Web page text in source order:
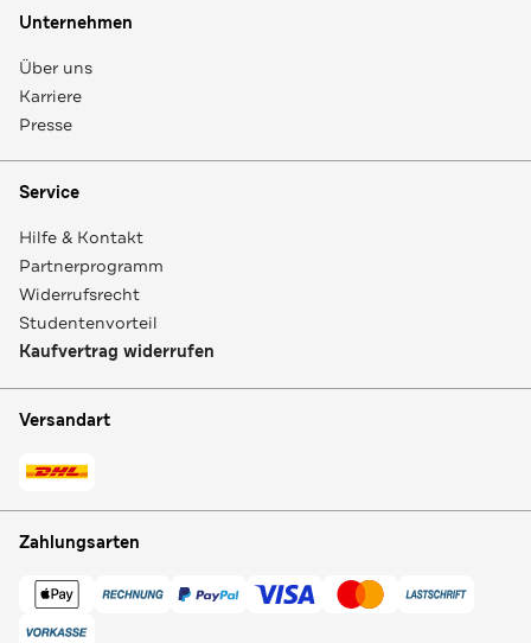
Unternehmen
Über uns
Karriere
Presse
Service
Hilfe & Kontakt
Partnerprogramm
Widerrufsrecht
Studentenvorteil
Kaufvertrag widerrufen
Versandart
Zahlungsarten